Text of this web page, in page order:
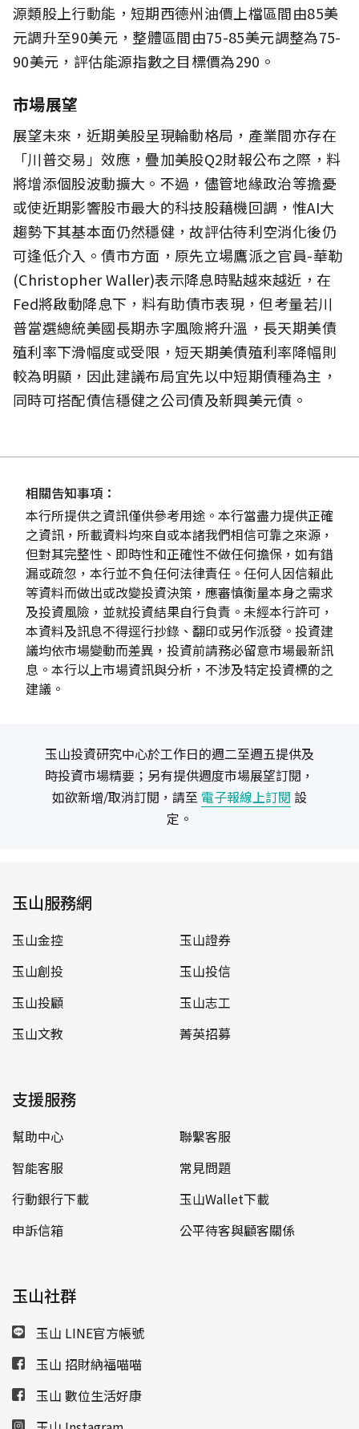
源類股上行動能，短期西德州油價上檔區間由85美
元調升至90美元，整體區間由75-85美元調整為75-
90美元，評估能源指數之目標價為290。
市場展望
展望未來，近期美股呈現輪動格局，產業間亦存在
「川普交易」效應，疊加美股Q2財報公布之際，料
將增添個股波動擴大。不過，儘管地緣政治等擔憂
或使近期影響股市最大的科技股藉機回調，惟AI大
趨勢下其基本面仍然穩健，故評估待利空消化後仍
可逢低介入。債市方面，原先立場鷹派之官員-華勒
(Christopher Waller)表示降息時點越來越近，在
Fed將啟動降息下，料有助債市表現，但考量若川
普當選總統美國長期赤字風險將升溫，長天期美債
殖利率下滑幅度或受限，短天期美債殖利率降幅則
較為明顯，因此建議布局宜先以中短期債種為主，
同時可搭配債信穩健之公司債及新興美元債。
相關告知事項：
本行所提供之資訊僅供參考用途。本行當盡力提供正確
之資訊，所載資料均來自或本諸我們相信可靠之來源，
但對其完整性、即時性和正確性不做任何擔保，如有錯
漏或疏忽，本行並不負任何法律責任。任何人因信賴此
等資料而做出或改變投資決策，應審慎衡量本身之需求
及投資風險，並就投資結果自行負責。未經本行許可，
本資料及訊息不得逕行抄錄、翻印或另作派發。投資建
議均依市場變動而差異，投資前請務必留意市場最新訊
息。本行以上市場資訊與分析，不涉及特定投資標的之
建議。
玉山投資研究中心於工作日的週二至週五提供及
時投資市場精要；另有提供週度市場展望訂閱，
如欲新增/取消訂閱，請至 電子報線上訂閱 設
定。
玉山服務網
玉山金控
玉山證券
玉山創投
玉山投信
玉山投顧
玉山志工
玉山文教
菁英招募
支援服務
幫助中心
聯繫客服
智能客服
常見問題
行動銀行下載
玉山Wallet下載
申訴信箱
公平待客與顧客關係
玉山社群
玉山 LINE官方帳號
玉山 招財納福喵喵
玉山 數位生活好康